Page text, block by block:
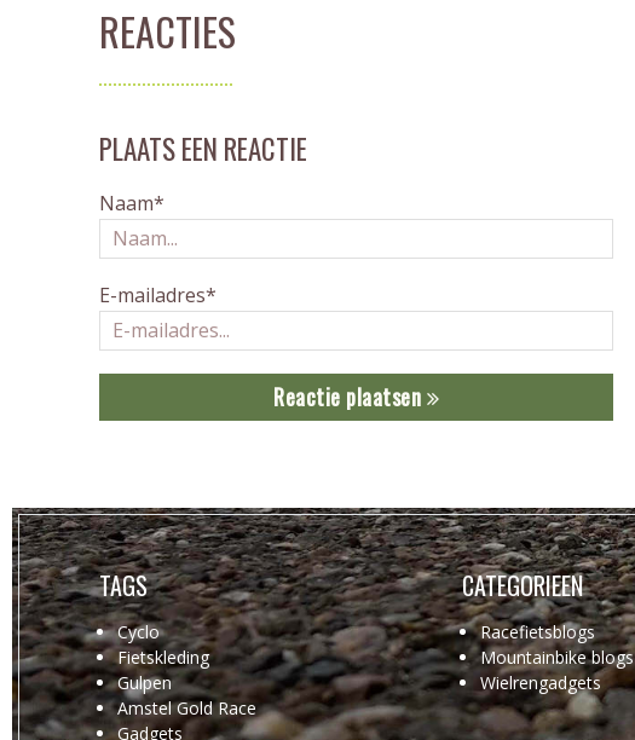
REACTIES
PLAATS EEN REACTIE
Naam*
E-mailadres*
Reactie plaatsen
TAGS
Cyclo
Fietskleding
Gulpen
Amstel Gold Race
Gadgets
CATEGORIEEN
Racefietsblogs
Mountainbike blogs
Wielrengadgets